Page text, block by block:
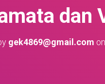
dan
gek4869@gmail.com on